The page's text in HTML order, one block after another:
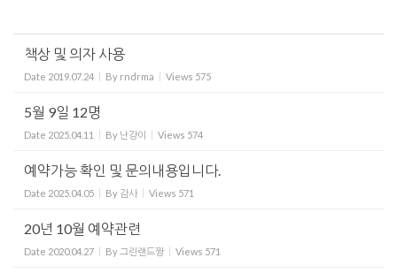
책상 및 의자 사용
Date 2019.07.24 By rndrma Views 575
5월 9일 12명
Date 2025.04.11 By 난강이 Views 574
예약가능 확인 및 문의내용입니다.
Date 2025.04.05 By 감사 Views 571
20년 10월 예약관련
Date 2020.04.27 By 그린랜드짱 Views 571